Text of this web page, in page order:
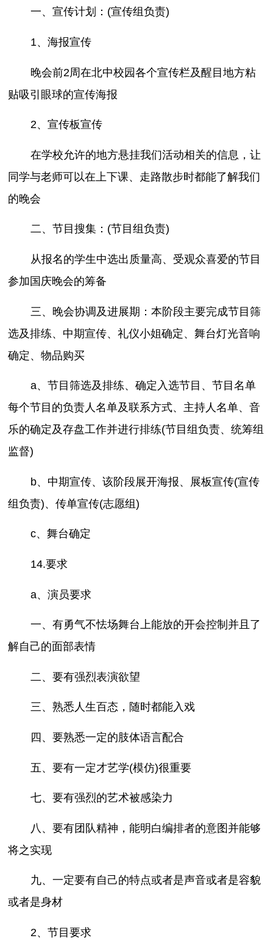
一、宣传计划：(宣传组负责)
1、海报宣传
晚会前2周在北中校园各个宣传栏及醒目地方粘
贴吸引眼球的宣传海报
2、宣传板宣传
在学校允许的地方悬挂我们活动相关的信息，让
同学与老师可以在上下课、走路散步时都能了解我们
的晚会
二、节目搜集：(节目组负责)
从报名的学生中选出质量高、受观众喜爱的节目
参加国庆晚会的筹备
三、晚会协调及进展期：本阶段主要完成节目筛
选及排练、中期宣传、礼仪小姐确定、舞台灯光音响
确定、物品购买
a、节目筛选及排练、确定入选节目、节目名单
每个节目的负责人名单及联系方式、主持人名单、音
乐的确定及存盘工作并进行排练(节目组负责、统筹组
监督)
b、中期宣传、该阶段展开海报、展板宣传(宣传
组负责)、传单宣传(志愿组)
c、舞台确定
14.要求
a、演员要求
一、有勇气不怯场舞台上能放的开会控制并且了
解自己的面部表情
二、要有强烈表演欲望
三、熟悉人生百态，随时都能入戏
四、要熟悉一定的肢体语言配合
五、要有一定才艺学(模仿)很重要
七、要有强烈的艺术被感染力
八、要有团队精神，能明白编排者的意图并能够
将之实现
九、一定要有自己的特点或者是声音或者是容貌
或者是身材
2、节目要求